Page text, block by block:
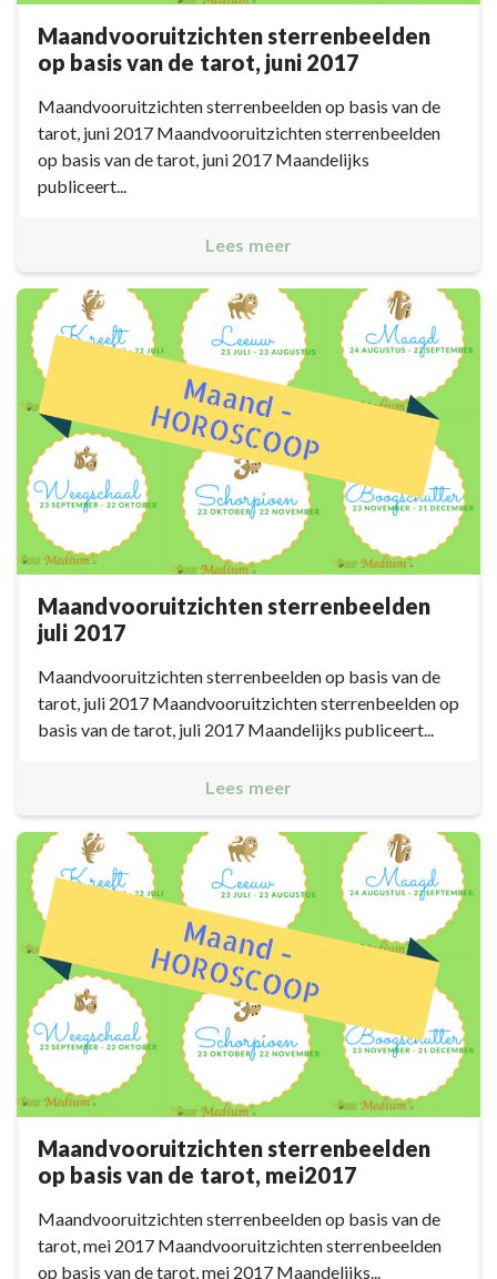
Maandvooruitzichten sterrenbeelden
op basis van de tarot, juni 2017
Maandvooruitzichten sterrenbeelden op basis van de
tarot, juni 2017 Maandvooruitzichten sterrenbeelden
op basis van de tarot, juni 2017 Maandelijks
publiceert...
Lees meer
Maandvooruitzichten sterrenbeelden
juli 2017
Maandvooruitzichten sterrenbeelden op basis van de
tarot, juli 2017 Maandvooruitzichten sterrenbeelden op
basis van de tarot, juli 2017 Maandelijks publiceert...
Lees meer
Maandvooruitzichten sterrenbeelden
op basis van de tarot, mei2017
Maandvooruitzichten sterrenbeelden op basis van de
tarot, mei 2017 Maandvooruitzichten sterrenbeelden
op basis van de tarot, mei 2017 Maandelijks...